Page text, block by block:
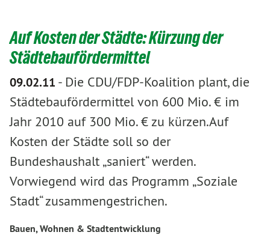
Auf Kosten der Städte: Kürzung der
Städtebaufördermittel
09.02.11 - Die CDU/FDP-Koalition plant, die
Städtebaufördermittel von 600 Mio. € im
Jahr 2010 auf 300 Mio. € zu kürzen.Auf
Kosten der Städte soll so der
Bundeshaushalt „saniert“ werden.
Vorwiegend wird das Programm „Soziale
Stadt“ zusammengestrichen.
Bauen, Wohnen & Stadtentwicklung